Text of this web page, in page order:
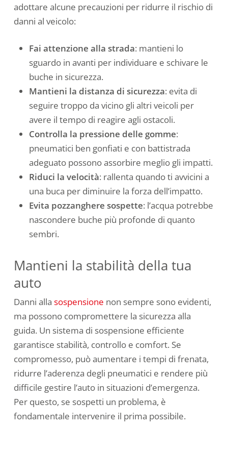
adottare alcune precauzioni per ridurre il rischio di
danni al veicolo:
Fai attenzione alla strada: mantieni lo
sguardo in avanti per individuare e schivare le
buche in sicurezza.
Mantieni la distanza di sicurezza: evita di
seguire troppo da vicino gli altri veicoli per
avere il tempo di reagire agli ostacoli.
Controlla la pressione delle gomme:
pneumatici ben gonfiati e con battistrada
adeguato possono assorbire meglio gli impatti.
Riduci la velocità: rallenta quando ti avvicini a
una buca per diminuire la forza dell’impatto.
Evita pozzanghere sospette: l’acqua potrebbe
nascondere buche più profonde di quanto
sembri.
Mantieni la stabilità della tua
auto
Danni alla sospensione non sempre sono evidenti,
ma possono compromettere la sicurezza alla
guida. Un sistema di sospensione efficiente
garantisce stabilità, controllo e comfort. Se
compromesso, può aumentare i tempi di frenata,
ridurre l’aderenza degli pneumatici e rendere più
difficile gestire l’auto in situazioni d’emergenza.
Per questo, se sospetti un problema, è
fondamentale intervenire il prima possibile.